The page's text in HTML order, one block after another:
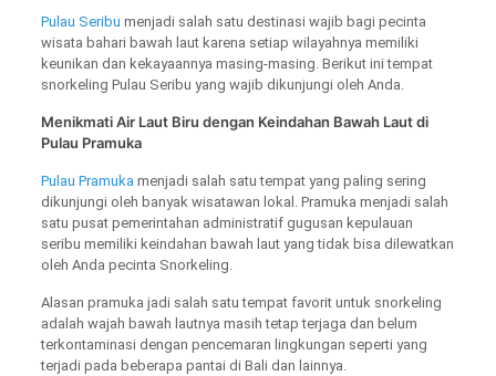
Pulau Seribu menjadi salah satu destinasi wajib bagi pecinta
wisata bahari bawah laut karena setiap wilayahnya memiliki
keunikan dan kekayaannya masing-masing. Berikut ini tempat
snorkeling Pulau Seribu yang wajib dikunjungi oleh Anda.
Menikmati Air Laut Biru dengan Keindahan Bawah Laut di
Pulau Pramuka
Pulau Pramukamenjadi salah satu tempat yang paling sering
dikunjungi oleh banyak wisatawan lokal. Pramuka menjadi salah
satu pusat pemerintahan administratif gugusan kepulauan
seribu memiliki keindahan bawah laut yang tidak bisa dilewatkan
oleh Anda pecinta Snorkeling.
Alasan pramuka jadi salah satu tempat favorit untuk snorkeling
adalah wajah bawah lautnya masih tetap terjaga dan belum
terkontaminasi dengan pencemaran lingkungan seperti yang
terjadi pada beberapa pantai di Bali dan lainnya.